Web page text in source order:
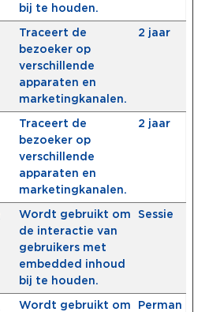
bij te houden.
Traceert de
bezoeker op
verschillende
apparaten en
marketingkanalen.
2 jaar
Traceert de
bezoeker op
verschillende
apparaten en
marketingkanalen.
2 jaar
Wordt gebruikt om
de interactie van
gebruikers met
embedded inhoud
bij te houden.
Sessie
Wordt gebruikt om
Perman